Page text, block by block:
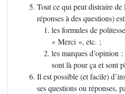
Tout ce qui peut distraire de
réponses à des questions)
les formules de
« Merci », etc. ;
les marques d’opinion :
sont là pour ça et sont
Il est possible (et facile)
ses questions ou réponses,